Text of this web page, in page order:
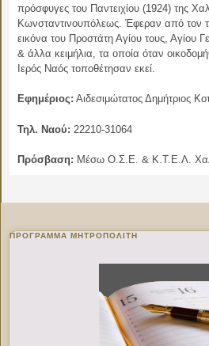
πρόσφυγες του Παντειχίου (1924) της
Κωνσταντινουπόλεως. Έφεραν από τον
εικόνα του Προστάτη Αγίου τους, Αγίου
& άλλα κειμήλια, τα οποία όταν
Ιερός Ναός τοποθέτησαν εκεί.
Εφημέριος: Αιδεσιμώτατος Δημήτριος
Τηλ. Ναού: 22210-31064
Πρόσβαση: Μέσω Ο.Σ.Ε. & Κ.Τ.Ε.Λ.
ΠΡΌΓΡΑΜΜΑ ΜΗΤΡΟΠΟΛΊΤΗ